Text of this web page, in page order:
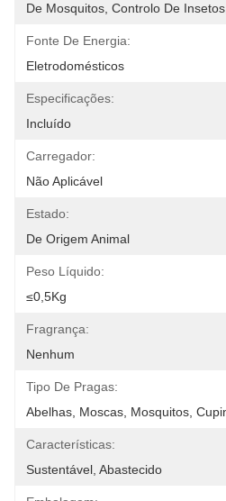
De Mosquitos, Controlo De
Fonte De Energia:
Eletrodomésticos
Especificações:
Incluído
Carregador:
Não Aplicável
Estado:
De Origem Animal
Peso Líquido:
≤0,5Kg
Fragrança:
Nenhum
Tipo De Pragas:
Abelhas, Moscas, Mosquitos,
Características:
Sustentável, Abastecido